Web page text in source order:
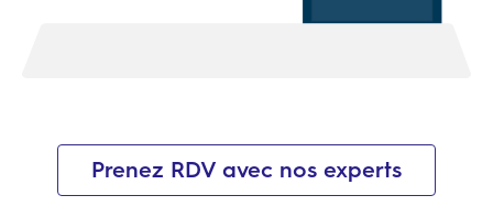
Prenez RDV avec nos experts